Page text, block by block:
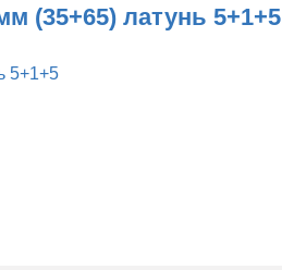
(35+65) латунь 5+1+5